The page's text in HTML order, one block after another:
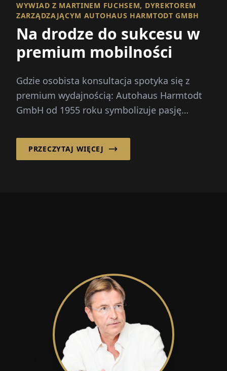
WYWIAD Z MARTINEM FUCHSEM, DYREKTOREM
ZARZĄDZAJĄCYM AUTOHAUS HARMTODT GMBH
Na drodze do sukcesu w
premium mobilności
Gdzie osobista konsultacja spotyka się z
premium wydajnością: Autohaus Harmtodt
GmbH od 1955 roku symbolizuje pasję
PRZECZYTAJ WIĘCEJ